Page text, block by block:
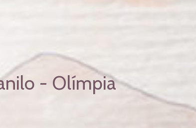
- Olímpia